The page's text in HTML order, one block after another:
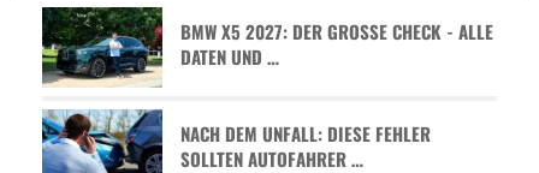
BMW X5 2027: DER GROSSE CHECK - ALLE D
ATEN UND …
NACH DEM UNFALL: DIESE FEHLER
SOLLTEN AUTOFAHRER …